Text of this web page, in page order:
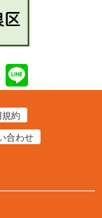
X
約
合わせ